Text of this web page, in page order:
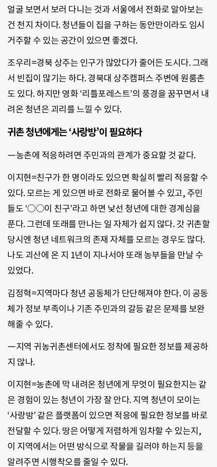
얼굴 보면서 보러 다니는 것과 서울에서 전화로 알아보는
건 천지 차이다. 청년들이 집을 구하는 동안만이라도 임시
거주할 수 있는 공간이 있으면 좋겠다.
조우리=경북 상주는 인구가 많았다가 줄어든 도시다. 그래
서 빈집이 많기는 하다. 경북대 상주캠퍼스 주변에 원룸촌
도 있다. 하지만 영화 ‘리틀포레스트’의 풍경을 꿈꾸면서 내
려온 청년은 괴리를 느낄 수 있다.
귀촌 청년에게는 ‘사랑방’이 필요하다
―농촌에 적응하려면 주민과의 관계가 중요할 것 같다.
이지현=친구가 한 명이라도 있으면 확실히 빨리 적응할 수
있다. 모르는 게 있으면 바로 전화로 물어볼 수 있고, 주민
들도 ‘○○이 친구’라고 하면 낯선 청년에 대한 경계심을
푼다. 그런데 또래를 만나는 일 자체가 쉽지 않다. 갓 귀촌할
당시엔 청년 네트워크의 존재 자체를 모르는 경우도 많다.
나도 괴산에 온 지 1년이 지나서야 또래 농부들을 만날 수
있었다.
김정혁=지역마다 청년 공동체가 단단해져야 한다. 이 공동
체가 정보 부족이나 기존 주민과의 갈등 같은 문제를 보완
해줄 수 있다.
―지역 귀농귀촌센터에서도 정착에 필요한 정보를 제공하
지 않나.
이지현=농촌에 막 내려온 청년에게 무엇이 필요한지는 같
은 경험이 있는 청년이 가장 잘 안다. 지역 청년이 모이는
‘사랑방’ 같은 플랫폼이 있으면 적응에 필요한 정보를 바로
전달할 수 있다. 땅은 어떻게 저렴하게 임차할 수 있는지,
이 지역에서는 어떤 방식으로 작물을 길러야 하는지 등을
알려주면 시행착오를 줄일 수 있다.